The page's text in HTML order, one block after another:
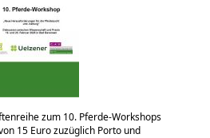
zum 10. Pferde-Workshops
15 Euro zuzüglich Porto und